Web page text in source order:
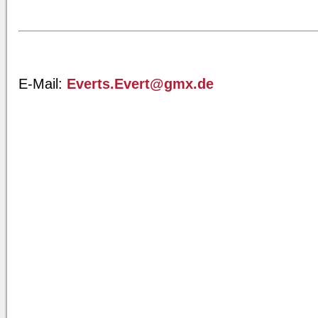
E-Mail: Everts.Evert@gmx.de